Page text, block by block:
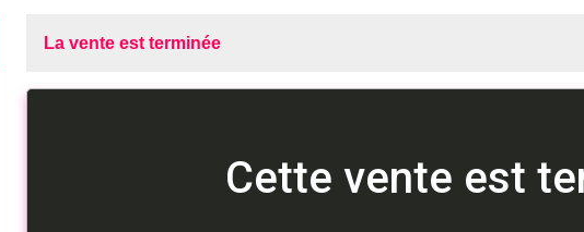
La vente est terminée
Cette vente est